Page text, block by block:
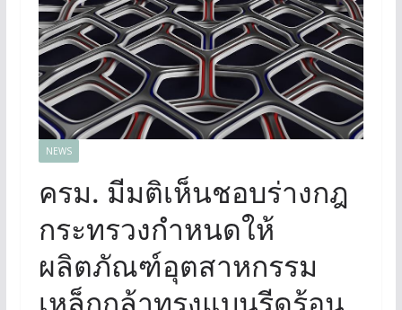
NEWS
ครม. มีมติเห็นชอบร่างกฎ
กระทรวงกำหนดให้
ผลิตภัณฑ์อุตสาหกรรม
เหล็กกล้าทรงแบนรีดร้อน